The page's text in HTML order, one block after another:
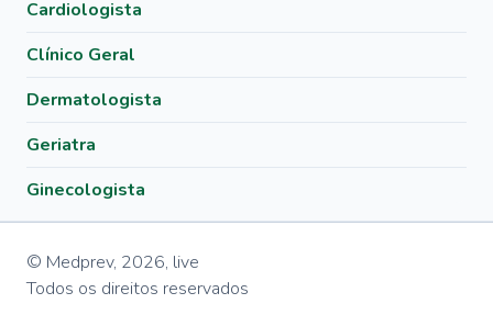
Cardiologista
Clínico Geral
Dermatologista
Geriatra
Ginecologista
© Medprev, 2026, live
Todos os direitos reservados